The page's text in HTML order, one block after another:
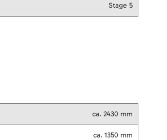
Stage 5
ca. 2430 mm
ca. 1350 mm